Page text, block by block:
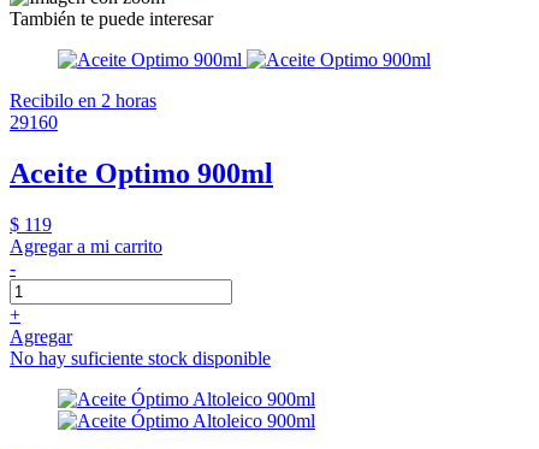
También te puede interesar
Recibilo en 2 horas
29160
Aceite Optimo 900ml
$ 119
Agregar a mi carrito
-
+
Agregar
No hay suficiente stock disponible